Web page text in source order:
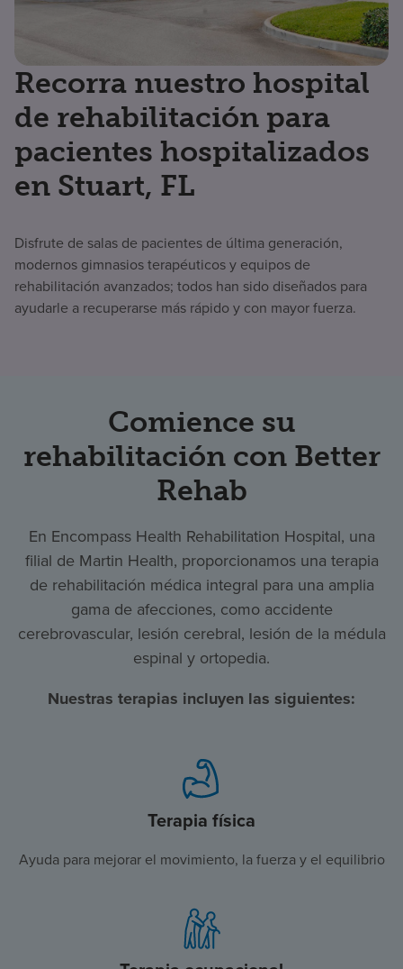
Recorra nuestro hospital
de rehabilitación para
pacientes hospitalizados
en Stuart, FL
Disfrute de salas de pacientes de última generación,
modernos gimnasios terapéuticos y equipos de
rehabilitación avanzados; todos han sido diseñados para
ayudarle a recuperarse más rápido y con mayor fuerza.
Comience su
rehabilitación con Better
Rehab
En Encompass Health Rehabilitation Hospital, una
filial de Martin Health, proporcionamos una terapia
de rehabilitación médica integral para una amplia
gama de afecciones, como accidente
cerebrovascular, lesión cerebral, lesión de la médula
espinal y ortopedia.
Nuestras terapias incluyen las siguientes:
Terapia física
Ayuda para mejorar el movimiento, la fuerza y el equilibrio